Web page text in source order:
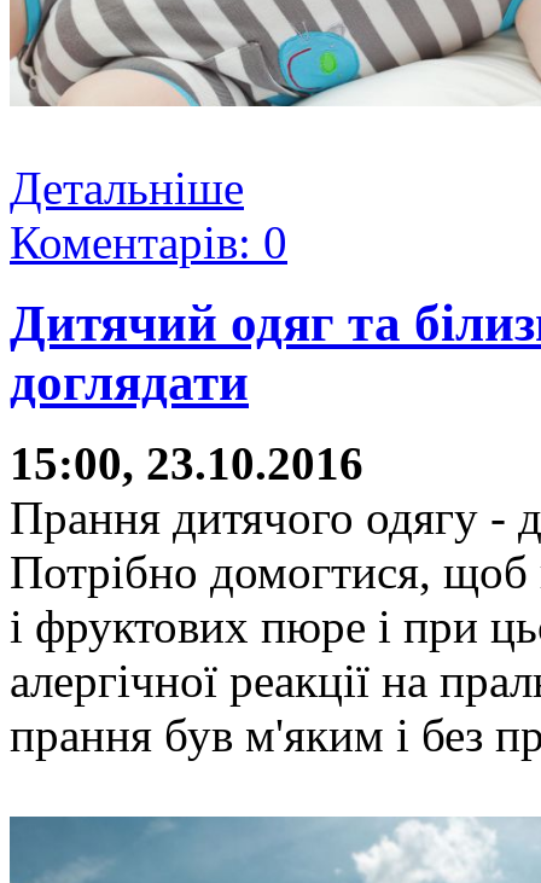
Детальніше
Коментарів: 0
Дитячий одяг та
доглядати
15:00, 23.10.2016
Прання дитячого одягу -
Потрібно домогтися, щоб
і фруктових пюре і при
алергічної реакції на
прання був м'яким і без